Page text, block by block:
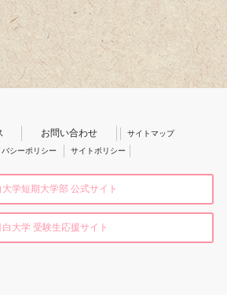
大学短期大学部 公式サイト
白大学 受験生応援サイト
お問い合わせ
サイトマップ
バシーポリシー
サイトポリシー